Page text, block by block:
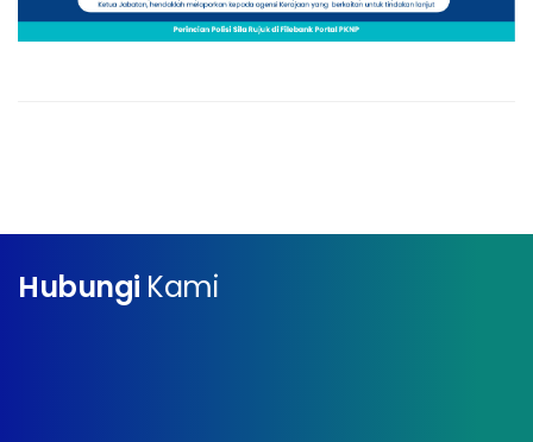
Hubungi Kami